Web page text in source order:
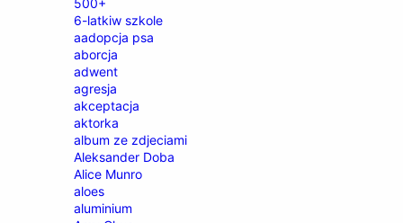
6-latkiw szkole
aadopcja psa
aborcja
adwent
agresja
akceptacja
aktorka
album ze zdjeciami
Aleksander Doba
Alice Munro
aloes
aluminium